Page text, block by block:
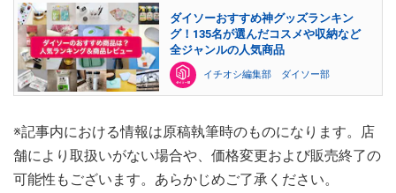
ダイソーおすすめ神グッズランキン
グ！135名が選んだコスメや収納など
全ジャンルの人気商品
イチオシ編集部 ダイソー部
※記事内における情報は原稿執筆時のものになります。店
舗により取扱いがない場合や、価格変更および販売終了の
可能性もございます。あらかじめご了承ください。